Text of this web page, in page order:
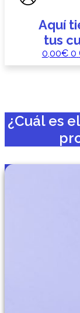
0,00€ 0
¿Cuál es